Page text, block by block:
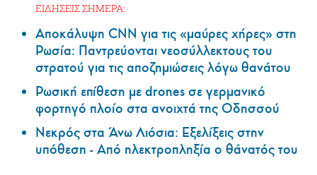
ΕΙΔΗΣΕΙΣ ΣΗΜΕΡΑ:
Αποκάλυψη CNN για τις «μαύρες χήρες» στη
Ρωσία: Παντρεύονται νεοσύλλεκτους του
στρατού για τις αποζημιώσεις λόγω θανάτου
Ρωσική επίθεση με drones σε γερμανικό
φορτηγό πλοίο στα ανοιχτά της Οδησσού
Νεκρός στα Άνω Λιόσια: Εξελίξεις στην
υπόθεση - Από ηλεκτροπληξία ο θάνατός του